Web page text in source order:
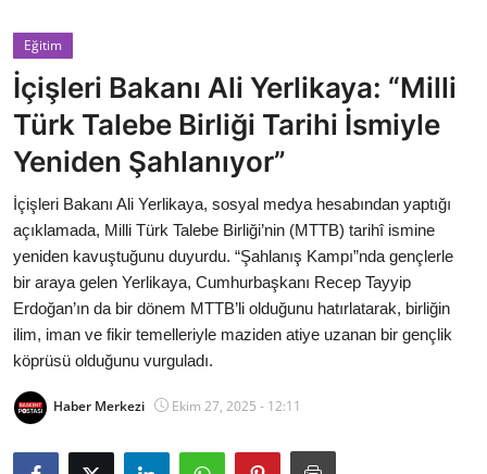
Cumhurbaşkanlığı
Bakanlıklar
Siyasi Partiler
Mülki İdare
Toplum ve Yaşam
Sivil Toplum Kuruluşları
Eğitim
İçişleri Bakanı Ali Yerlikaya: “Milli
Türk Talebe Birliği Tarihi İsmiyle
Yeniden Şahlanıyor”
İçişleri Bakanı Ali Yerlikaya, sosyal medya hesabından yaptığı
açıklamada, Milli Türk Talebe Birliği’nin (MTTB) tarihî ismine
yeniden kavuştuğunu duyurdu. “Şahlanış Kampı”nda gençlerle
bir araya gelen Yerlikaya, Cumhurbaşkanı Recep Tayyip
Erdoğan’ın da bir dönem MTTB’li olduğunu hatırlatarak, birliğin
ilim, iman ve fikir temelleriyle maziden atiye uzanan bir gençlik
köprüsü olduğunu vurguladı.
Haber Merkezi Ekim 27, 2025 - 12:11